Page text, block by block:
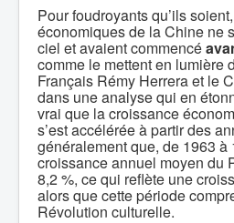
Pour foudroyants qu’ils
économiques de la Chine ne
ciel et avaient commencé
comme le mettent en lumière
Français Rémy Herrera et le
dans une analyse qui en
vrai que la croissance
s’est accélérée à partir des
généralement que, de 1963 à
croissance annuel moyen du
8,2 %, ce qui reflète une
alors que cette période
Révolution culturelle.